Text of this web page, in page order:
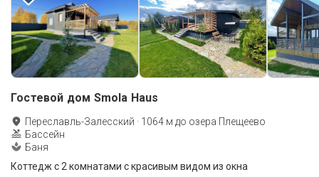
Гостевой дом Smola Haus
Переславль-Залесский · 1064 м до озера Плещеево
Бассейн
Баня
Коттедж с 2 комнатами с красивым видом из окна